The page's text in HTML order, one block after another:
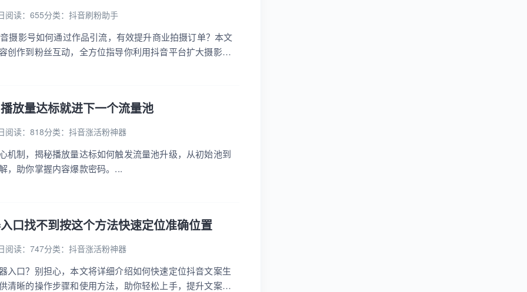
阅读：655分类： 抖音刷粉助手
摄影号如何通过作品引流，有效提升商业拍摄订单？本文
创作到粉丝互动，全方位指导你利用抖音平台扩大摄影业
放量达标就进下一个流量池
阅读：818分类： 抖音涨活粉神器
机制，揭秘播放量达标如何触发流量池升级，从初始池到
，助你掌握内容爆款密码。...
口找不到按这个方法快速定位准确位置
阅读：747分类： 抖音涨活粉神器
入口？别担心，本文将详细介绍如何快速定位抖音文案生
清晰的操作步骤和使用方法，助你轻松上手，提升文案创